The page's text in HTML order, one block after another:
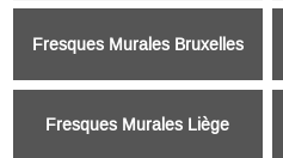
Fresques Murales Bruxelles
Fresques Murales Liège